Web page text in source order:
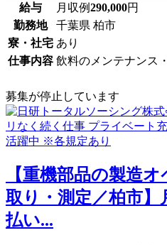
給与 月収例290,000円
勤務地
千葉県 柏市
寮・社宅 あり
仕事内容 飲料のメンテナンス
募集が停止しています
【重機部品の製造
取り・測定／柏市】
払い...